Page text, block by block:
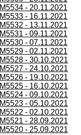
M5534 - 20.11.2021
M5533 - 16.11.2021
M5532 - 13.11.2021
M5531 - 09.11.2021
M5530 - 07.11.2021
M5529 - 02.11.2021
M5528 - 30.10.2021
M5527 - 24.10.2021
M5526 - 19.10.2021
M5525 - 16.10.2021
M5524 - 09.10.2021
M5523 - 05.10.2021
M5522 - 02.10.2021
M5521 - 28.09.2021
M5520 - 25.09.2021